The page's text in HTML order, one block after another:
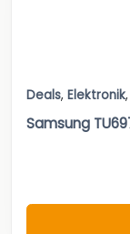
Deals, Elektronik,
Samsung